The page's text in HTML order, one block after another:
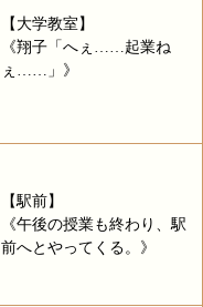
【大学教室】
《翔子「へぇ……起業ね
ぇ……」》
【駅前】
《午後の授業も終わり、駅
前へとやってくる。》